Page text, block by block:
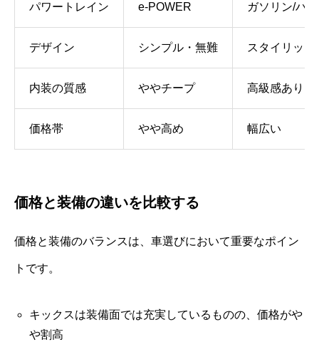
パワートレイン e-POWER ガソリン/ハ
デザイン シンプル・無難 スタイリッ
内装の質感 ややチープ 高級感あり
価格帯 やや高め 幅広い
価格と装備の違いを比較する
価格と装備のバランスは、車選びにおいて重要なポイン
トです。
キックスは装備面では充実しているものの、価格がや
や割高